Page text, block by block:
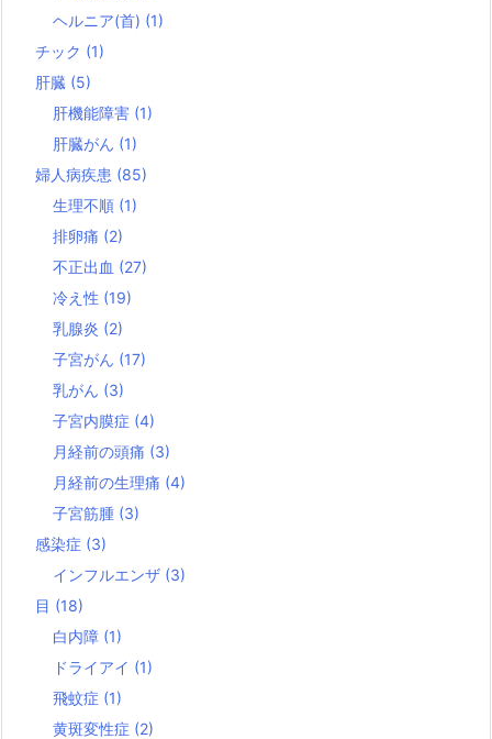
ヘルニア(首) (1)
チック (1)
肝臓 (5)
肝機能障害 (1)
肝臓がん (1)
婦人病疾患 (85)
生理不順 (1)
排卵痛 (2)
不正出血 (27)
冷え性 (19)
乳腺炎 (2)
子宮がん (17)
乳がん (3)
子宮内膜症 (4)
月経前の頭痛 (3)
月経前の生理痛 (4)
子宮筋腫 (3)
感染症 (3)
インフルエンザ (3)
目 (18)
白内障 (1)
ドライアイ (1)
飛蚊症 (1)
黄斑変性症 (2)